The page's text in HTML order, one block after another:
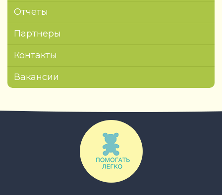
Отчеты
Партнеры
Контакты
Вакансии